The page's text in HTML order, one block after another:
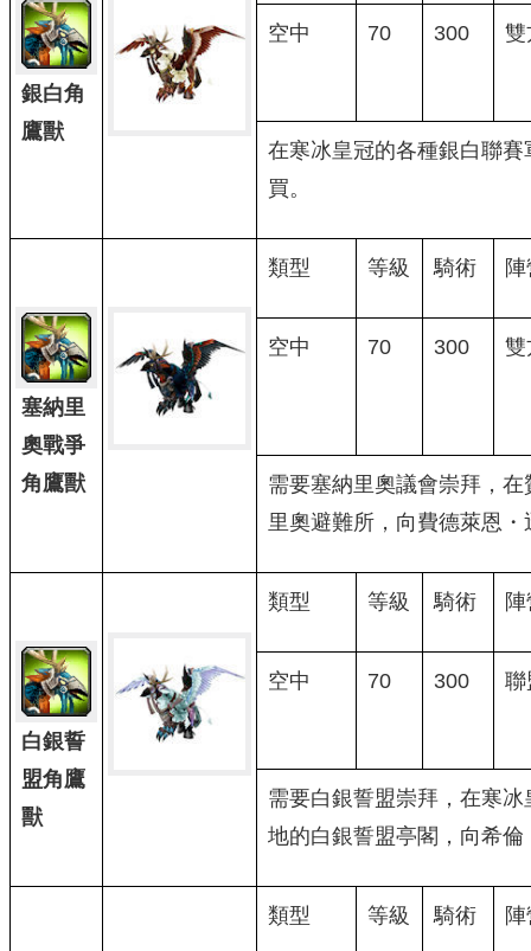
銀白角
鷹獸
空中 70 300 雙
在寒冰皇冠的各種銀白聯賽
買。
塞納里
奧戰爭
角鷹獸
類型 等級 騎術
空中 70 300 雙
需要塞納里奧議會崇拜，
里奧避難所，向費德萊恩・
白銀誓
盟角鷹
獸
類型 等級 騎術
空中 70 300 聯
需要白銀誓盟崇拜，在寒
地的白銀誓盟亭閣，向希倫
類型 等級 騎術